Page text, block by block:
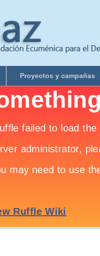
Proyectos y campañas